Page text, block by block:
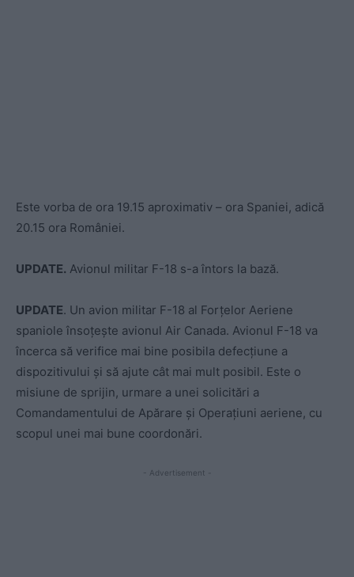
Este vorba de ora 19.15 aproximativ – ora Spaniei, adică
20.15 ora României.
UPDATE. Avionul militar F-18 s-a întors la bază.
UPDATE. Un avion militar F-18 al Forțelor Aeriene
spaniole însoțește avionul Air Canada. Avionul F-18 va
încerca să verifice mai bine posibila defecțiune a
dispozitivului și să ajute cât mai mult posibil. Este o
misiune de sprijin, urmare a unei solicitări a
Comandamentului de Apărare și Operațiuni aeriene, cu
scopul unei mai bune coordonări.
- Advertisement -